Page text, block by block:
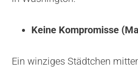
Keine Kompromisse
Ein winziges Städtchen